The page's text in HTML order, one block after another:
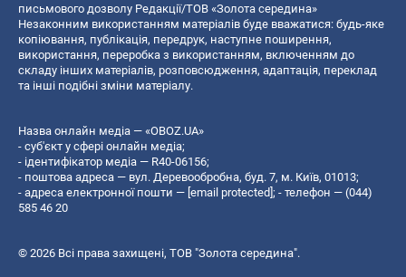
письмового дозволу Редакції/ТОВ «Золота середина»
Незаконним використанням матеріалів буде вважатися: будь-яке
копiювання, публiкацiя, передрук, наступне поширення,
використання, переробка з використанням, включенням до
складу інших матеріалів, розповсюдження, адаптація, переклад
та інші подібні зміни матеріалу.
Назва онлайн медіа — «OBOZ.UA»
- суб'єкт у сфері онлайн медіа;
- ідентифікатор медіа — R40-06156;
- поштова адреса — вул. Деревообробна, буд. 7, м. Київ, 01013;
- адреса електронної пошти — [email protected]; - телефон — (044)
585 46 20
© 2026 Всі права захищені, ТОВ "Золота середина".